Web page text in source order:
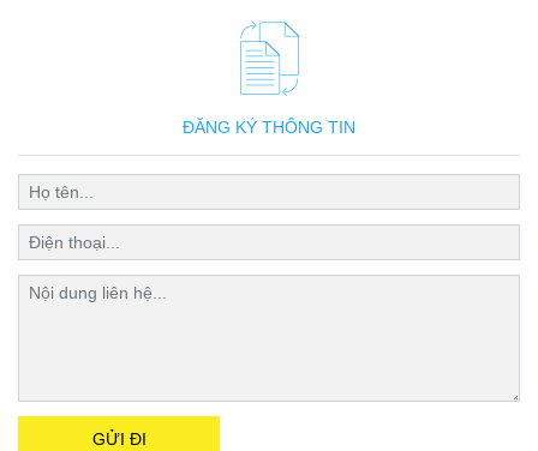
ĐĂNG KÝ THÔNG TIN